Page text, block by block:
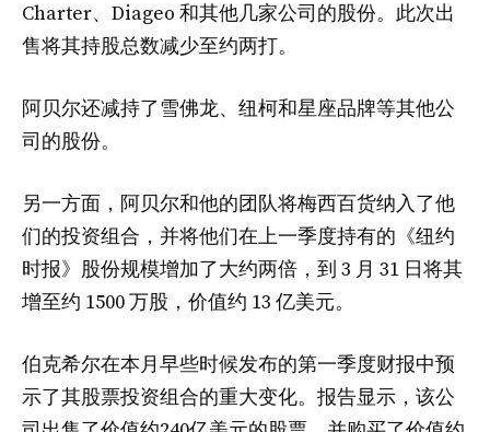
Charter、Diageo 和其他几家公司的股份。此次出
售将其持股总数减少至约两打。
阿贝尔还减持了雪佛龙、纽柯和星座品牌等其他公
司的股份。
另一方面，阿贝尔和他的团队将梅西百货纳入了他
们的投资组合，并将他们在上一季度持有的《纽约
时报》股份规模增加了大约两倍，到 3 月 31 日将其
增至约 1500 万股，价值约 13 亿美元。
伯克希尔在本月早些时候发布的第一季度财报中预
示了其股票投资组合的重大变化。报告显示，该公